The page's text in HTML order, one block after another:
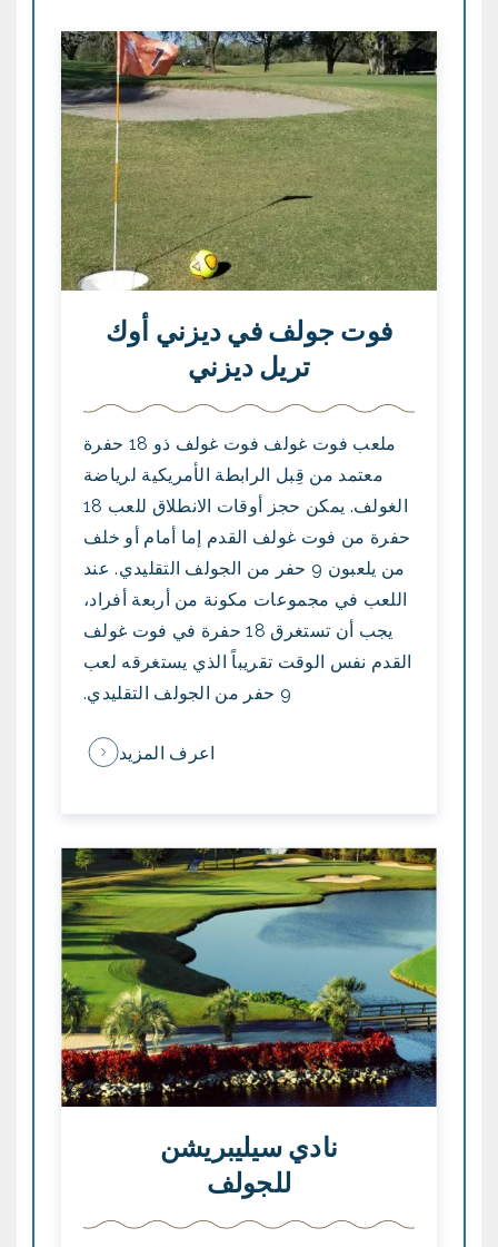
فوت جولف في ديزني أوك
تريل ديزني
ملعب فوت غولف فوت غولف ذو 18 حفرة
معتمد من قِبل الرابطة الأمريكية لرياضة
الغولف. يمكن حجز أوقات الانطلاق للعب 18
حفرة من فوت غولف القدم إما أمام أو خلف
من يلعبون 9 حفر من الجولف التقليدي. عند
اللعب في مجموعات مكونة من أربعة أفراد،
يجب أن تستغرق 18 حفرة في فوت غولف
القدم نفس الوقت تقريباً الذي يستغرقه لعب
9 حفر من الجولف التقليدي.
اعرف المزيد
نادي سيليبريشن
للجولف